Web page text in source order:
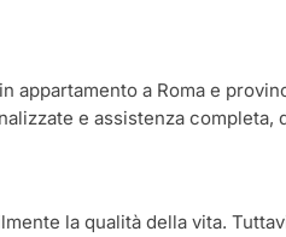
a Roma e
e assistenza completa,
la qualità della vita.